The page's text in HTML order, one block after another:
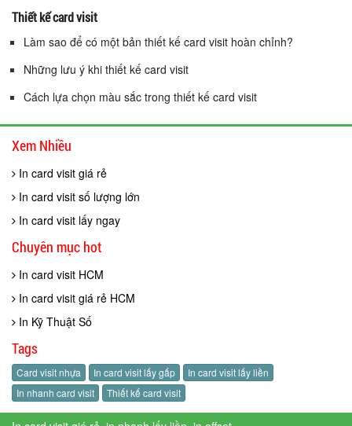
Thiết kế card visit
Làm sao để có một bản thiết kế card visit hoàn chỉnh?
Những lưu ý khi thiết kế card visit
Cách lựa chọn màu sắc trong thiết kế card visit
Xem Nhiều
In card visit giá rẻ
In card visit số lượng lớn
In card visit lấy ngay
Chuyên mục hot
In card visit HCM
In card visit giá rẻ HCM
In Kỹ Thuật Số
Tags
Card visit nhựa In card visit lấy gấp
In card visit lấy liền
In nhanh card visit
Thiết kế card visit